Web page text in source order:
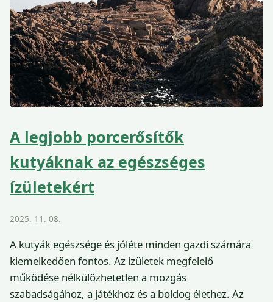
A legjobb porcerősítők
kutyáknak az egészséges
ízületekért
2025. 11. 08.
A kutyák egészsége és jóléte minden gazdi számára
kiemelkedően fontos. Az ízületek megfelelő
működése nélkülözhetetlen a mozgás
szabadságához, a játékhoz és a boldog élethez. Az